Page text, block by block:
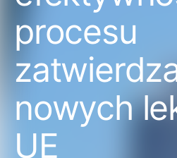
procesu
nowych
UE